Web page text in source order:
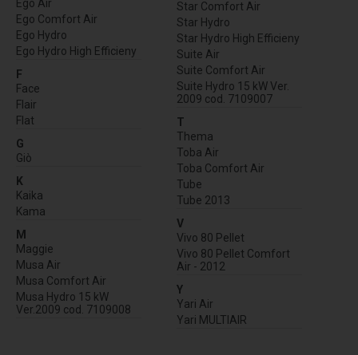
Ego Air
Ego Comfort Air
Ego Hydro
Ego Hydro High Efficieny
F
Face
Flair
Flat
G
Giò
K
Kaika
Kama
M
Maggie
Musa Air
Musa Comfort Air
Musa Hydro 15 kW
Ver.2009 cod. 7109008
Star Comfort Air
Star Hydro
Star Hydro High Efficieny
Suite Air
Suite Comfort Air
Suite Hydro 15 kW Ver.
2009 cod. 7109007
T
Thema
Toba Air
Toba Comfort Air
Tube
Tube 2013
V
Vivo 80 Pellet
Vivo 80 Pellet Comfort
Air - 2012
Y
Yari Air
Yari MULTIAIR